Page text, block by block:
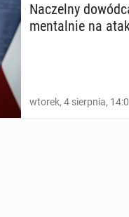
Na­czel­ny
men­tal­nie na
wtorek, 4 sierpnia,